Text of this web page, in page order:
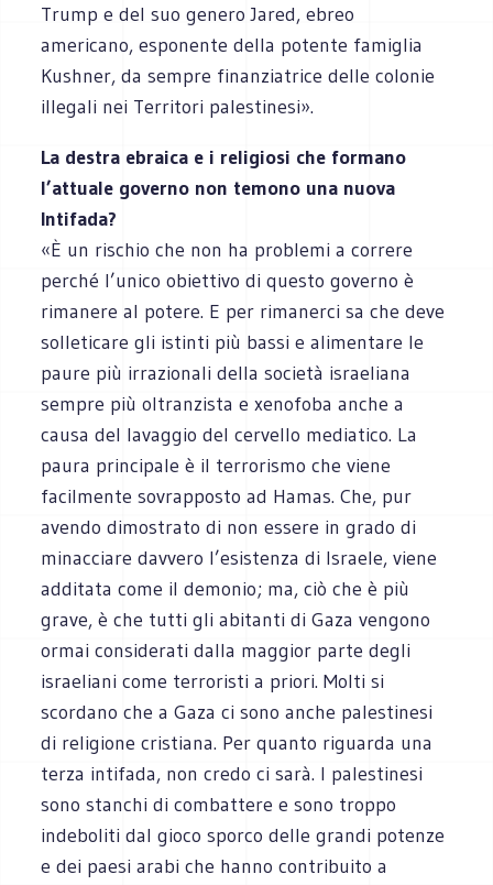
Trump e del suo genero Jared, ebreo
americano, esponente della potente famiglia
Kushner, da sempre finanziatrice delle colonie
illegali nei Territori palestinesi».
La destra ebraica e i religiosi che formano
l’attuale governo non temono una nuova
Intifada?
«È un rischio che non ha problemi a correre
perché l’unico obiettivo di questo governo è
rimanere al potere. E per rimanerci sa che deve
solleticare gli istinti più bassi e alimentare le
paure più irrazionali della società israeliana
sempre più oltranzista e xenofoba anche a
causa del lavaggio del cervello mediatico. La
paura principale è il terrorismo che viene
facilmente sovrapposto ad Hamas. Che, pur
avendo dimostrato di non essere in grado di
minacciare davvero l’esistenza di Israele, viene
additata come il demonio; ma, ciò che è più
grave, è che tutti gli abitanti di Gaza vengono
ormai considerati dalla maggior parte degli
israeliani come terroristi a priori. Molti si
scordano che a Gaza ci sono anche palestinesi
di religione cristiana. Per quanto riguarda una
terza intifada, non credo ci sarà. I palestinesi
sono stanchi di combattere e sono troppo
indeboliti dal gioco sporco delle grandi potenze
e dei paesi arabi che hanno contribuito a